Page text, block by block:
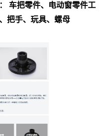
车把零件、电动窗零件工
把手、玩具、螺母